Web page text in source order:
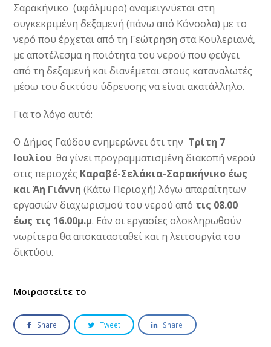
Σαρακήνικο (υφάλμυρο) αναμειγνύεται στη
συγκεκριμένη δεξαμενή (πάνω από Κόνσολα) με το
νερό που έρχεται από τη Γεώτρηση στα Κουλεριανά,
με αποτέλεσμα η ποιότητα του νερού που φεύγει
από τη δεξαμενή και διανέμεται στους καταναλωτές
μέσω του δικτύου ύδρευσης να είναι ακατάλληλο.
Για το λόγο αυτό:
Ο Δήμος Γαύδου ενημερώνει ότι την Τρίτη 7
Ιουλίου θα γίνει προγραμματισμένη διακοπή νερού
στις περιοχές Καραβέ-Σελάκια-Σαρακήνικο έως
και Άη Γιάννη(Κάτω Περιοχή) λόγω απαραίτητων
εργασιών διαχωρισμού του νερού από τις 08.00
έως τις 16.00μ.μ. Εάν οι εργασίες ολοκληρωθούν
νωρίτερα θα αποκατασταθεί και η λειτουργία του
δικτύου.
Μοιραστείτε το
Share Tweet Share